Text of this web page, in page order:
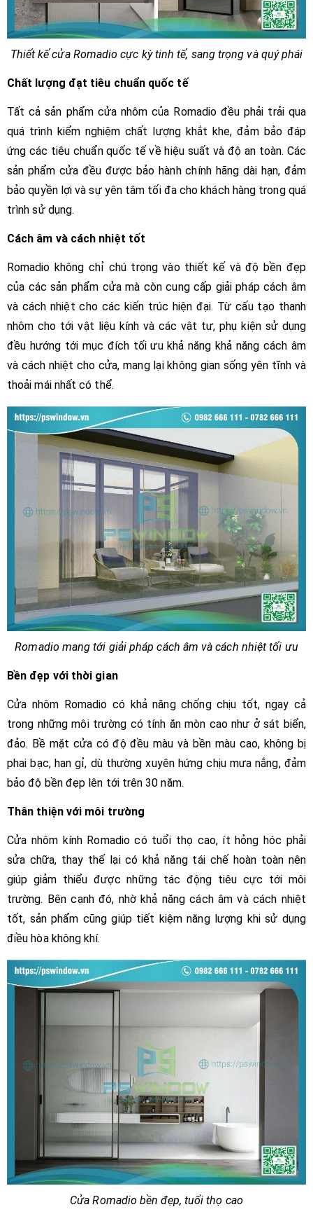
Thiết kế cửa Romadio cực kỳ tinh tế, sang trọng và quý phái
Chất lượng đạt tiêu chuẩn quốc tế
Tất cả sản phẩm cửa nhôm của Romadio đều phải trải qua
quá trình kiểm nghiệm chất lượng khắt khe, đảm bảo đáp
ứng các tiêu chuẩn quốc tế về hiệu suất và độ an toàn. Các
sản phẩm cửa đều được bảo hành chính hãng dài hạn, đảm
bảo quyền lợi và sự yên tâm tối đa cho khách hàng trong quá
trình sử dụng.
Cách âm và cách nhiệt tốt
Romadio không chỉ chú trọng vào thiết kế và độ bền đẹp
của các sản phẩm cửa mà còn cung cấp giải pháp cách âm
và cách nhiệt cho các kiến trúc hiện đại. Từ cấu tạo thanh
nhôm cho tới vật liệu kính và các vật tư, phụ kiện sử dụng
đều hướng tới mục đích tối ưu khả năng khả năng cách âm
và cách nhiệt cho cửa, mang lại không gian sống yên tĩnh và
thoải mái nhất có thể.
Romadio mang tới giải pháp cách âm và cách nhiệt tối ưu
Bền đẹp với thời gian
Cửa nhôm Romadio có khả năng chống chịu tốt, ngay cả
trong những môi trường có tính ăn mòn cao như ở sát biển,
đảo. Bề mặt cửa có độ đều màu và bền màu cao, không bị
phai bạc, han gỉ, dù thường xuyên hứng chịu mưa nắng, đảm
bảo độ bền đẹp lên tới trên 30 năm.
Thân thiện với môi trường
Cửa nhôm kính Romadio có tuổi thọ cao, ít hỏng hóc phải
sửa chữa, thay thế lại có khả năng tái chế hoàn toàn nên
giúp giảm thiểu được những tác động tiêu cực tới môi
trường. Bên cạnh đó, nhờ khả năng cách âm và cách nhiệt
tốt, sản phẩm cũng giúp tiết kiệm năng lượng khi sử dụng
điều hòa không khí.
Cửa Romadio bền đẹp, tuổi thọ cao